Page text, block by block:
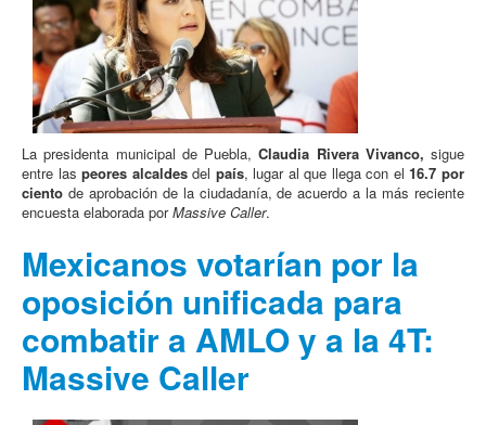
La presidenta municipal de Puebla,Claudia Rivera Vivanco, sigue
entre laspeores alcaldesdel país, lugar al que llega con el16.7 por
ciento de aprobación de la ciudadanía, de acuerdo a la más reciente
encuesta elaborada porMassive Caller.
Mexicanos votarían por la
oposición unificada para
combatir a AMLO y a la 4T:
Massive Caller